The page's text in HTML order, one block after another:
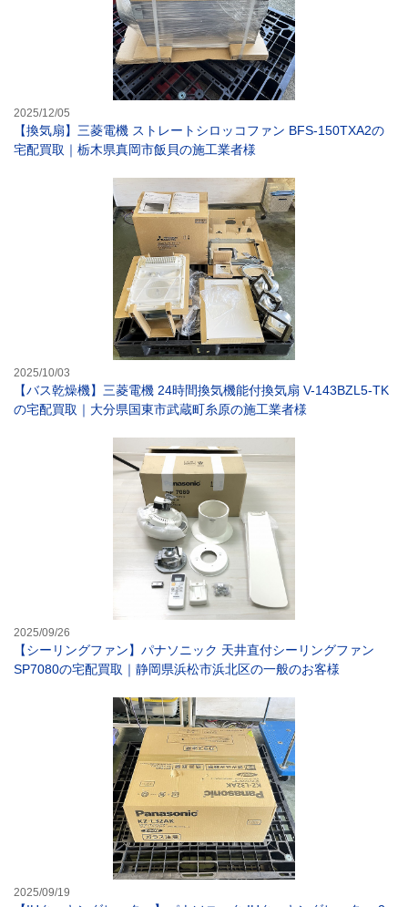
2025/12/05
【換気扇】三菱電機 ストレートシロッコファン BFS-150TXA2の
宅配買取｜栃木県真岡市飯貝の施工業者様
2025/10/03
【バス乾燥機】三菱電機 24時間換気機能付換気扇 V-143BZL5-TK
の宅配買取｜大分県国東市武蔵町糸原の施工業者様
2025/09/26
【シーリングファン】パナソニック 天井直付シーリングファン
SP7080の宅配買取｜静岡県浜松市浜北区の一般のお客様
2025/09/19